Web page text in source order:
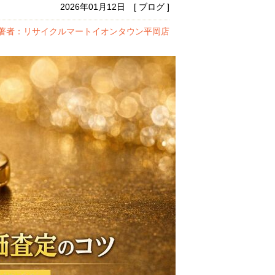
2026年01月12日 [ ブログ ]
者：リサイクルマートイオンタウン平岡店